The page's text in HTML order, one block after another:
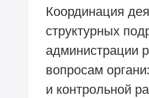
Координация
структурных
администрации
вопросам
и контрольной